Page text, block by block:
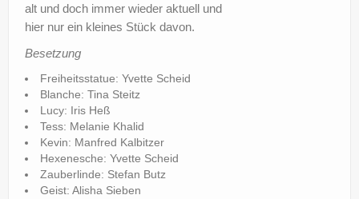
alt und doch immer wieder aktuell und
hier nur ein kleines Stück davon.
Besetzung
Freiheitsstatue: Yvette Scheid
Blanche: Tina Steitz
Lucy: Iris Heß
Tess: Melanie Khalid
Kevin: Manfred Kalbitzer
Hexenesche: Yvette Scheid
Zauberlinde: Stefan Butz
Geist: Alisha Sieben